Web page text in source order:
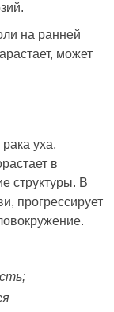
на ранней
может
уха,
в
структуры. В
прогрессирует